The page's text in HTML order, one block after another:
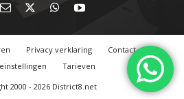
Privacy verklaring
Contact
Tarieven
2000 - 2026 District8.net